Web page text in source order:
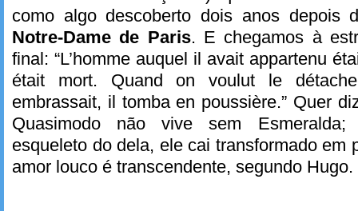
como algo descoberto dois anos depois
Notre-Dame de Paris. E chegamos à
final: “L’homme auquel il avait appartenu
était mort. Quand on voulut le
embrassait, il tomba en poussière.” Quer
Quasimodo não vive sem
esqueleto do dela, ele cai transformado em
amor louco é transcendente, segundo Hugo.